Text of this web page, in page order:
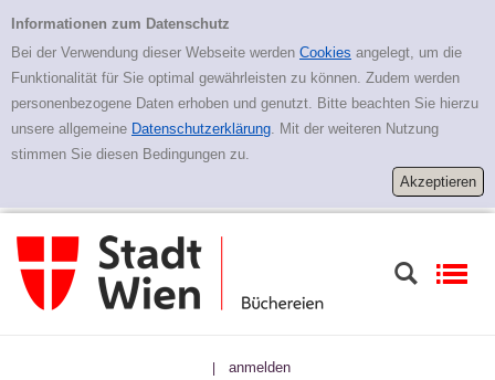
Erweiterte Suche
Informationen zum Datenschutz
Bei der Verwendung dieser Webseite werden Cookies angelegt, um die
Funktionalität für Sie optimal gewährleisten zu können. Zudem werden
personenbezogene Daten erhoben und genutzt. Bitte beachten Sie hierzu
unsere allgemeine Datenschutzerklärung. Mit der weiteren Nutzung
stimmen Sie diesen Bedingungen zu.
| anmelden